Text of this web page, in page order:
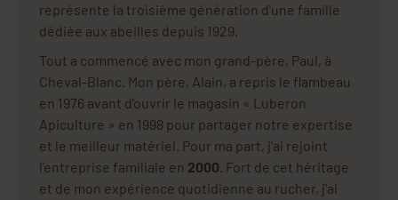
représente la troisième génération d'une famille
dédiée aux abeilles depuis 1929.
Tout a commencé avec mon grand-père, Paul, à
Cheval-Blanc. Mon père, Alain, a repris le flambeau
en 1976 avant d'ouvrir le magasin « Luberon
Apiculture » en 1998 pour partager notre expertise
et le meilleur matériel. Pour ma part, j'ai rejoint
l'entreprise familiale en 2000. Fort de cet héritage
et de mon expérience quotidienne au rucher, j'ai